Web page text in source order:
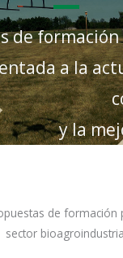
de
a la
y la
de formación
sector